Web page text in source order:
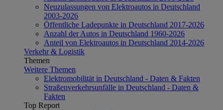
Neuzulassungen von Elektroautos in Deutschland
2003-2026
Öffentliche Ladepunkte in Deutschland 2017-2026
Anzahl der Autos in Deutschland 1960-2026
Anteil von Elektroautos in Deutschland 2014-2026
Verkehr & Logistik
Themen
Weitere Themen
Elektromobilität in Deutschland - Daten & Fakten
Straßenverkehrsunfälle in Deutschland - Daten &
Fakten
Top Report